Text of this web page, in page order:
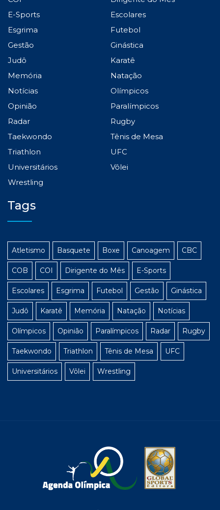
E-Sports
Escolares
Esgrima
Futebol
Gestão
Ginástica
Judô
Karatê
Memória
Natação
Notícias
Olímpicos
Opinião
Paralímpicos
Radar
Rugby
Taekwondo
Tênis de Mesa
Triathlon
UFC
Universitários
Vôlei
Wrestling
Tags
Atletismo Basquete Boxe Canoagem CBC
COB COI Dirigente do Mês E-Sports
Escolares Esgrima Futebol Gestão Ginástica
Judô Karatê Memória Natação Notícias
Olímpicos Opinião Paralímpicos Radar Rugby
Taekwondo Triathlon Tênis de Mesa UFC
Universitários Vôlei Wrestling